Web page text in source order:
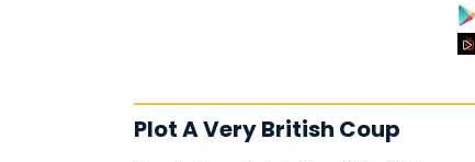
Plot A Very British Coup